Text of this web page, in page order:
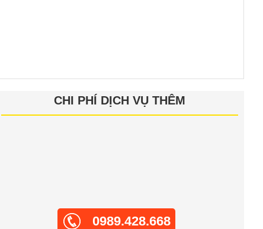
CHI PHÍ DỊCH VỤ THÊM
0989.428.668